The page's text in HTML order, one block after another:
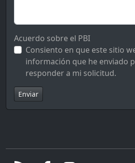
Acuerdo sobre el PBI
Consiento en que este sitio
información que he enviado
responder a mi solicitud.